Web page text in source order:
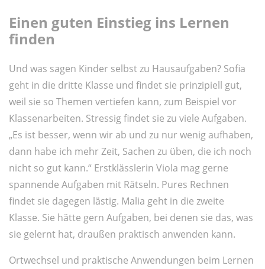
Einen guten Einstieg ins Lernen
finden
Und was sagen Kinder selbst zu Hausaufgaben? Sofia
geht in die dritte Klasse und findet sie prinzipiell gut,
weil sie so Themen vertiefen kann, zum Beispiel vor
Klassenarbeiten. Stressig findet sie zu viele Aufgaben.
„Es ist besser, wenn wir ab und zu nur wenig aufhaben,
dann habe ich mehr Zeit, Sachen zu üben, die ich noch
nicht so gut kann.“ Erstklässlerin Viola mag gerne
spannende Aufgaben mit Rätseln. Pures Rechnen
findet sie dagegen lästig. Malia geht in die zweite
Klasse. Sie hätte gern Aufgaben, bei denen sie das, was
sie gelernt hat, draußen praktisch anwenden kann.
Ortwechsel und praktische Anwendungen beim Lernen